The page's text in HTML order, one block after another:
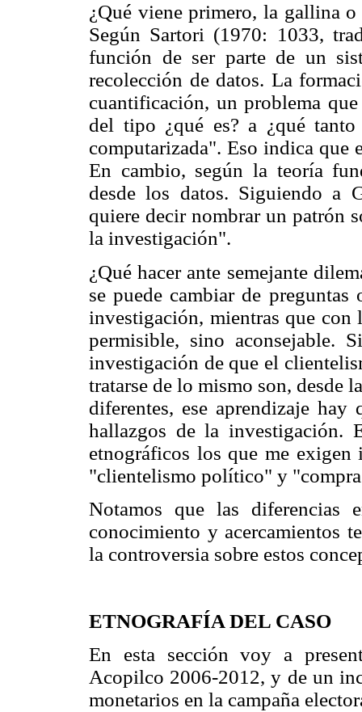
¿Qué viene primero, la gallina
Según Sartori (1970: 1033,
función de ser parte de un
recolección de datos. La
cuantificación, un problema
del tipo ¿qué es? a ¿qué
computarizada". Eso indica que
En cambio, según la teoría
desde los datos. Siguiendo a
quiere decir nombrar un patrón
la investigación".
¿Qué hacer ante semejante
se puede cambiar de
investigación, mientras que
permisible, sino aconsejable.
investigación de que el
tratarse de lo mismo son, desde
diferentes, ese aprendizaje
hallazgos de la investigación.
etnográficos los que me
"clientelismo político" y
Notamos que las diferencias
conocimiento y acercamientos
la controversia sobre estos
ETNOGRAFÍA DEL CASO
En esta sección voy a
Acopilco 2006-2012, y de un
monetarios en la campaña